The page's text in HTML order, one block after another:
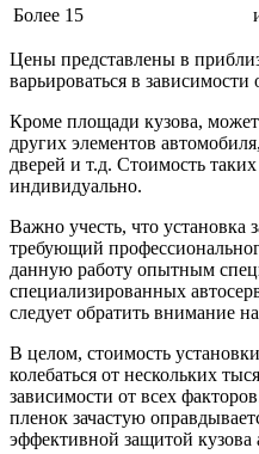
Более 15
Цены представлены в
варьироваться в зависимости
Кроме площади кузова, может
других элементов
дверей и т.д. Стоимость
индивидуально.
Важно учесть, что
требующий
данную работу опытным
специализированных
следует обратить внимание
В целом, стоимость
колебаться от нескольких
зависимости от всех
пленок зачастую
эффективной защитой кузова